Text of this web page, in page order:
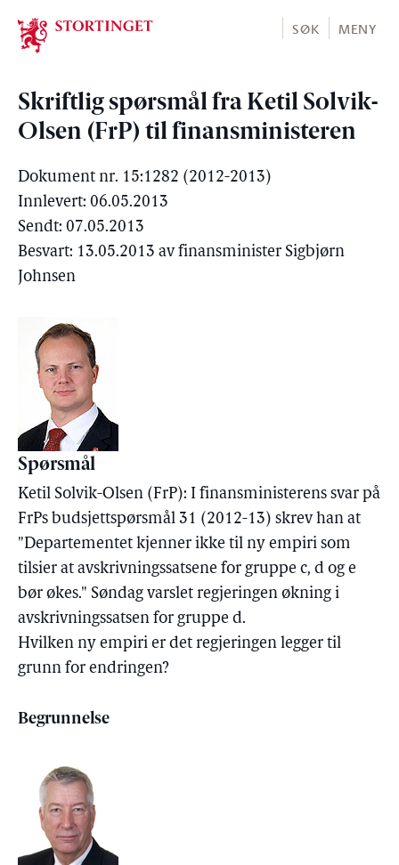
Stortinget.no
SØK MENY
Skriftlig spørsmål fra Ketil Solvik-
Olsen (FrP) til finansministeren
Dokument nr. 15:1282 (2012-2013)
Innlevert: 06.05.2013
Sendt: 07.05.2013
Besvart: 13.05.2013 av finansminister Sigbjørn
Johnsen
Spørsmål
Ketil Solvik-Olsen (FrP): I finansministerens svar på
FrPs budsjettspørsmål 31 (2012-13) skrev han at
"Departementet kjenner ikke til ny empiri som
tilsier at avskrivningssatsene for gruppe c, d og e
bør økes." Søndag varslet regjeringen økning i
avskrivningssatsen for gruppe d.
Hvilken ny empiri er det regjeringen legger til
grunn for endringen?
Begrunnelse